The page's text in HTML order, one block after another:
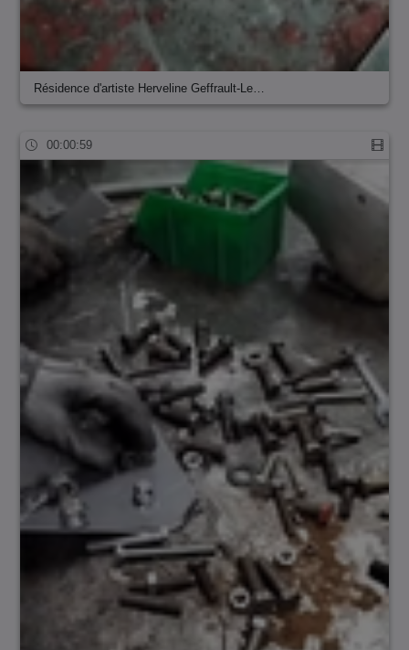
Résidence d'artiste Herveline Geffrault-Le…
00:00:59